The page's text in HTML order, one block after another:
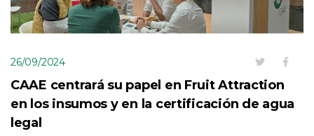
26/09/2024
CAAE centrará su papel en Fruit Attraction
en los insumos y en la certificación de agua
legal